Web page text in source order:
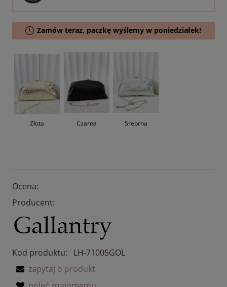
Złota Czarna Srebrna
Zamów teraz, paczkę wyślemy w poniedziałek!
Ocena:
Producent:
Kod produktu:
LH-71005GOL
zapytaj o produkt